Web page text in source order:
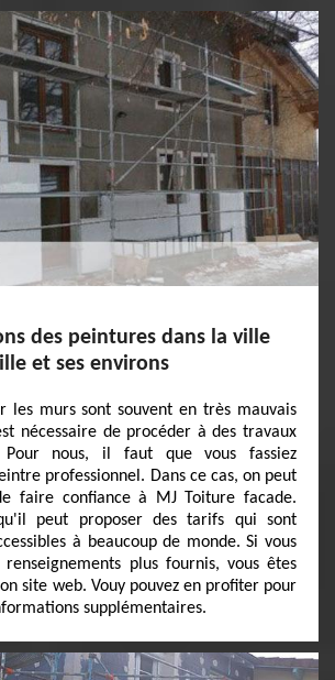
des peintures dans la ville
et ses environs
les murs sont souvent en très mauvais
nécessaire de procéder à des travaux
Pour nous, il faut que vous fassiez
professionnel. Dans ce cas, on peut
faire confiance à MJ Toiture facade.
peut proposer des tarifs qui sont
à beaucoup de monde. Si vous
renseignements plus fournis, vous êtes
site web. Vouy pouvez en profiter pour
supplémentaires.